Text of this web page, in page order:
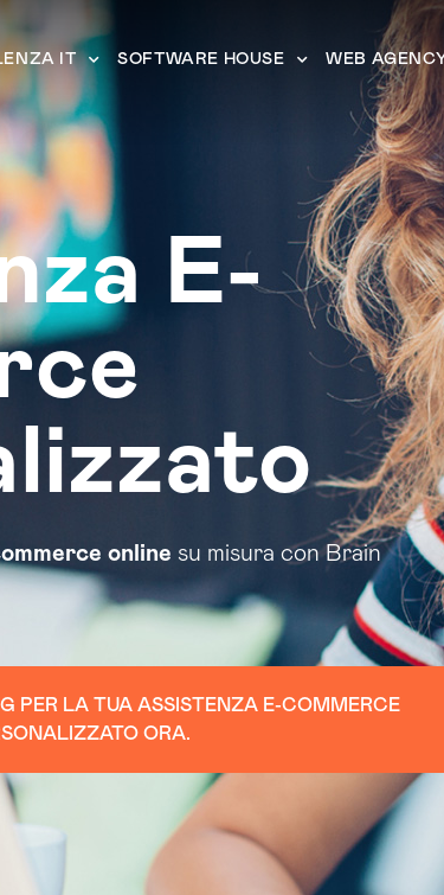
IT SOFTWARE HOUSE WEB
E-
online su misura con Brain
PER LA TUA ASSISTENZA E-COMMERCE
ORA.